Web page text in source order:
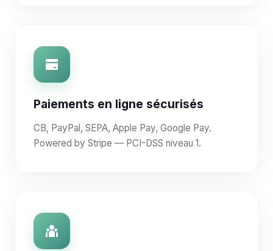
Paiements en ligne sécurisés
CB, PayPal, SEPA, Apple Pay, Google Pay.
Powered by Stripe — PCI-DSS niveau 1.